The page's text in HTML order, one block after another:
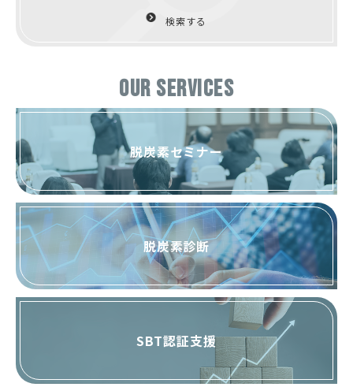
検索する
OUR SERVICES
脱炭素セミナー
脱炭素診断
SBT認証支援